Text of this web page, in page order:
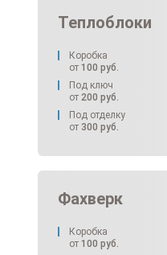
Теплоблоки
Коробка
от 100 руб.
Под ключ
от 200 руб.
Под отделку
от 300 руб.
Фахверк
Коробка
от 100 руб.